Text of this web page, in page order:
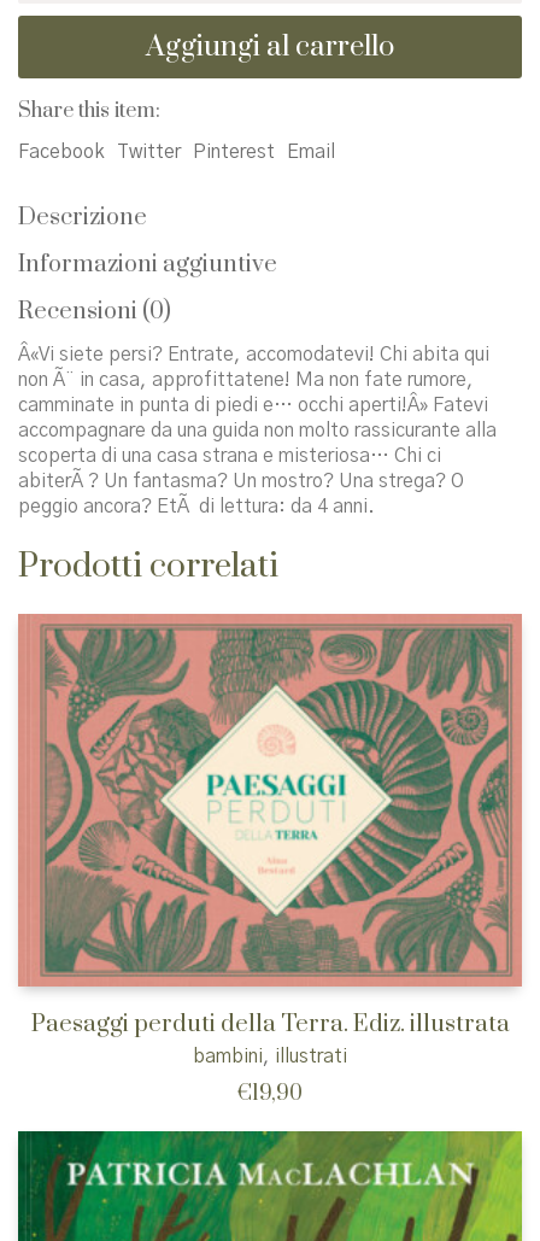
della
Aggiungi al carrello
Share this item:
Facebook Twitter Pinterest Email
Descrizione
Informazioni aggiuntive
Recensioni (0)
Â«Vi siete persi? Entrate, accomodatevi! Chi abita qui
non Ã¨ in casa, approfittatene! Ma non fate rumore,
camminate in punta di piedi e… occhi aperti!Â» Fatevi
accompagnare da una guida non molto rassicurante alla
scoperta di una casa strana e misteriosa… Chi ci
abiterÃ ? Un fantasma? Un mostro? Una strega? O
peggio ancora? EtÃ di lettura: da 4 anni.
Prodotti correlati
Paesaggi perduti della Terra. Ediz. illustrata
bambini, illustrati
€19,90